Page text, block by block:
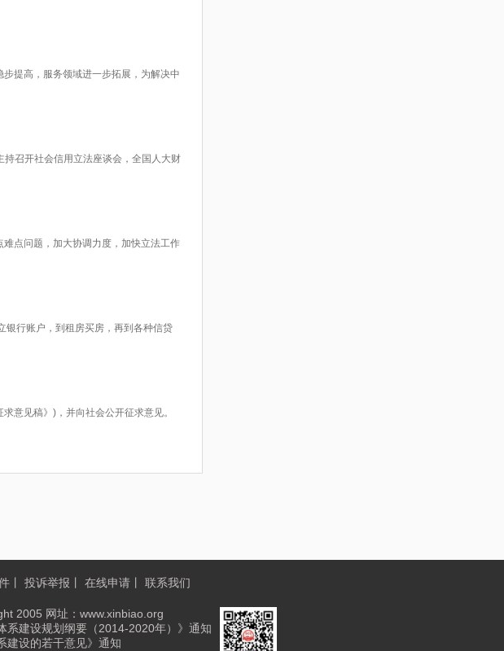
提高，服务领域进一步拓展，为解决中
召开社会信用立法座谈会，全国人大财
点问题，加大协调力度，加快立法工作
银行账户，到租房买房，再到各种信贷
意见稿》)，并向社会公开征求意见。
投诉举报 在线申请 联系我们
2005 网址：www.xinbiao.org
系建设规划纲要（2014-2020年）》通知
建设的若干意见》通知